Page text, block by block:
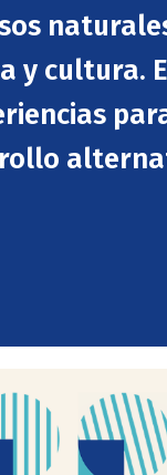
y cultura.